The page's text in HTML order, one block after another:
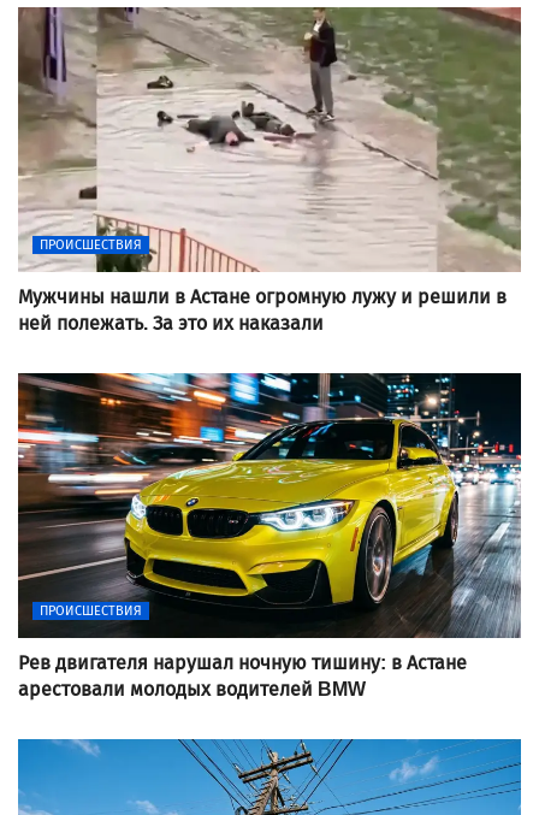
ПРОИСШЕСТВИЯ
Мужчины нашли в Астане огромную лужу и решили в
ней полежать. За это их наказали
ПРОИСШЕСТВИЯ
Рев двигателя нарушал ночную тишину: в Астане
арестовали молодых водителей BMW